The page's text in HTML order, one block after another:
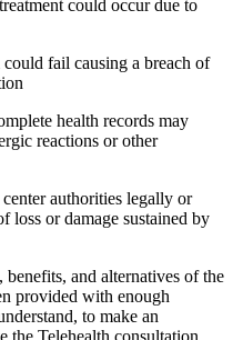
could occur due to
fail causing a breach of
health records may
reactions or other
authorities legally or
loss or damage sustained by
benefits, and alternatives of the
provided with enough
to make an